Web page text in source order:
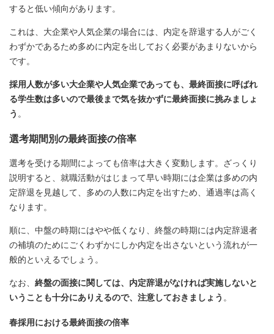
すると低い傾向があります。
これは、大企業や人気企業の場合には、内定を辞退する人がごく
わずかであるため多めに内定を出しておく必要があまりないから
です。
採用人数が多い大企業や人気企業であっても、最終面接に呼ばれ
る学生数は多いので最後まで気を抜かずに最終面接に挑みましょ
う 。
選考期間別の最終面接の倍率
選考を受ける期間によっても倍率は大きく変動します。ざっくり
説明すると、就職活動がはじまって早い時期には企業は多めの内
定辞退を見越して、多めの人数に内定を出すため、通過率は高く
なります。
順に、中盤の時期にはやや低くなり、終盤の時期には内定辞退者
の補填のためにごくわずかにしか内定を出さないという流れが一
般的といえるでしょう。
なお、 終盤の面接に関しては、内定辞退がなければ実施しないと
いうことも十分にありえるので、注意しておきましょう 。
春採用における最終面接の倍率